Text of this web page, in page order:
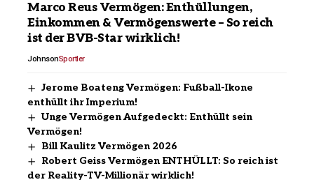
Marco Reus Vermögen: Enthüllungen,
Einkommen & Vermögenswerte – So reich
ist der BVB-Star wirklich!
JohnsonSportler
Jerome Boateng Vermögen: Fußball-Ikone
enthüllt ihr Imperium!
Unge Vermögen Aufgedeckt: Enthüllt sein
Vermögen!
Bill Kaulitz Vermögen 2026
Robert Geiss Vermögen ENTHÜLLT: So reich ist
der Reality-TV-Millionär wirklich!